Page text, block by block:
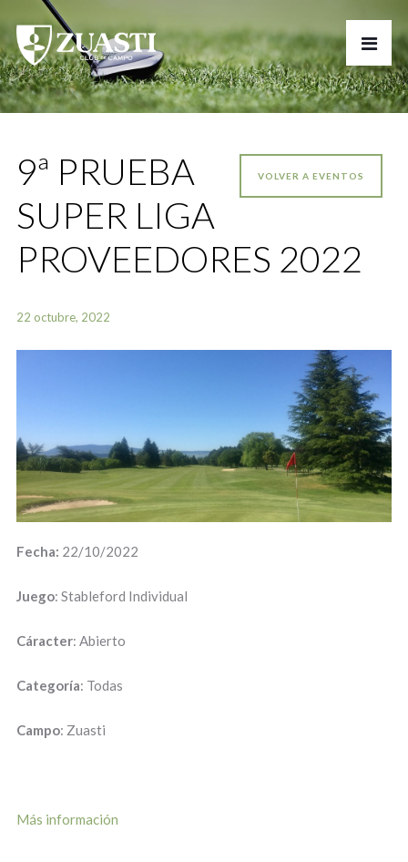
VOLVER A EVENTOS
9ª PRUEBA
SUPER LIGA
PROVEEDORES 2022
22 octubre, 2022
Fecha: 22/10/2022
Juego: Stableford Individual
Cáracter: Abierto
Categoría: Todas
Campo: Zuasti
Más información